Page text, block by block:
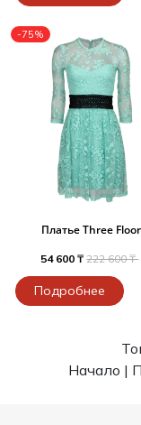
-75%
Платье Three Floor
54 600 ₸222 600 ₸
Подробнее
Начало |